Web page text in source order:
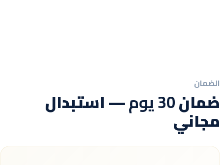
الضمان
ضمان30 يوم — استبدال
مجاني